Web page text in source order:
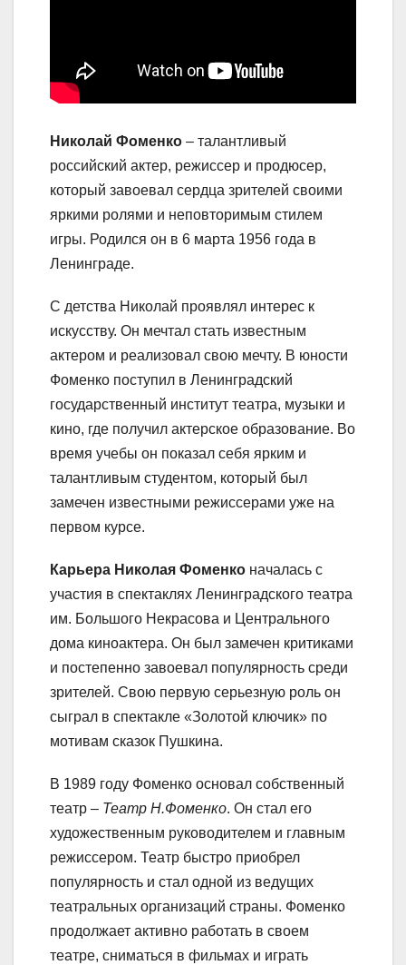
Николай Фоменко – талантливый
российский актер, режиссер и продюсер,
который завоевал сердца зрителей своими
яркими ролями и неповторимым стилем
игры. Родился он в 6 марта 1956 года в
Ленинграде.
С детства Николай проявлял интерес к
искусству. Он мечтал стать известным
актером и реализовал свою мечту. В юности
Фоменко поступил в Ленинградский
государственный институт театра, музыки и
кино, где получил актерское образование. Во
время учебы он показал себя ярким и
талантливым студентом, который был
замечен известными режиссерами уже на
первом курсе.
Карьера Николая Фоменко началась с
участия в спектаклях Ленинградского театра
им. Большого Некрасова и Центрального
дома киноактера. Он был замечен критиками
и постепенно завоевал популярность среди
зрителей. Свою первую серьезную роль он
сыграл в спектакле «Золотой ключик» по
мотивам сказок Пушкина.
В 1989 году Фоменко основал собственный
театр – Театр Н.Фоменко. Он стал его
художественным руководителем и главным
режиссером. Театр быстро приобрел
популярность и стал одной из ведущих
театральных организаций страны. Фоменко
продолжает активно работать в своем
театре, сниматься в фильмах и играть